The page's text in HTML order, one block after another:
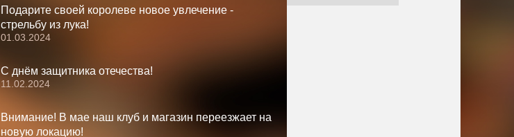
Подарите своей королеве новое увлечение -
стрельбу из лука!
01.03.2024
С днём защитника отечества!
11.02.2024
Внимание! В мае наш клуб и магазин переезжает на
новую локацию!